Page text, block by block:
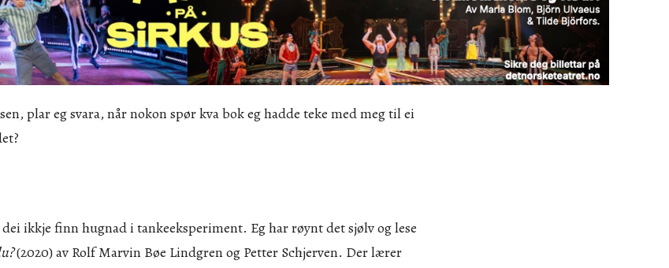
plar eg svara, når nokon spør kva bok eg hadde teke med meg til ei
ikkje finn hugnad i tankeeksperiment. Eg har røynt det sjølv og lese
(2020) av Rolf Marvin Bøe Lindgren og Petter Schjerven. Der lærer